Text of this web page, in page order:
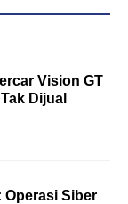
Vision GT
Dijual
Operasi Siber